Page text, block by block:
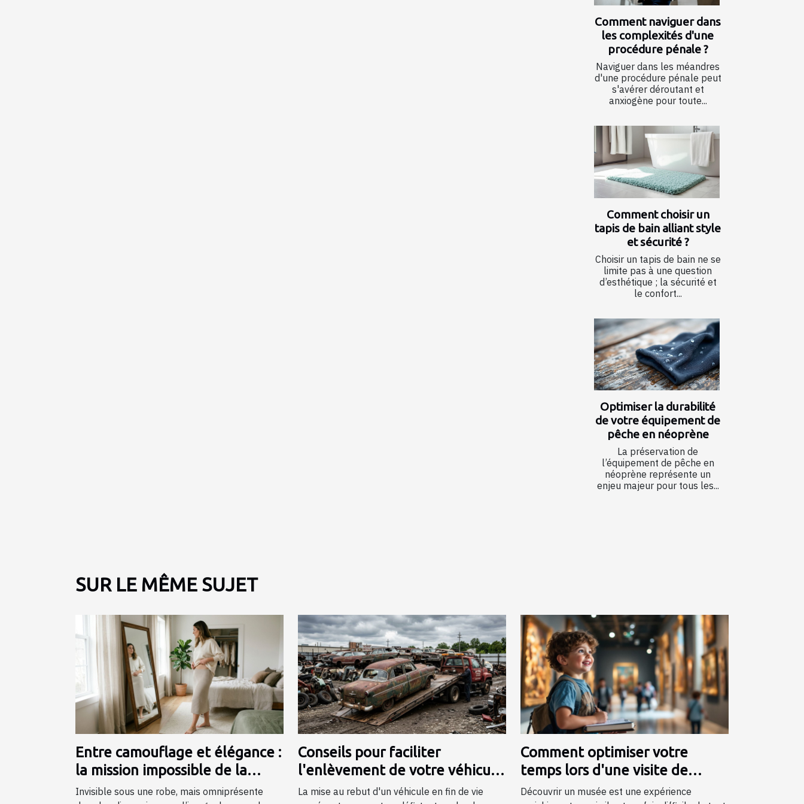
Comment naviguer dans
les complexités d'une
procédure pénale ?
Naviguer dans les méandres
d'une procédure pénale peut
s'avérer déroutant et
anxiogène pour toute...
Comment choisir un
tapis de bain alliant style
et sécurité ?
Choisir un tapis de bain ne se
limite pas à une question
d’esthétique ; la sécurité et
le confort...
Optimiser la durabilité
de votre équipement de
pêche en néoprène
La préservation de
l’équipement de pêche en
néoprène représente un
enjeu majeur pour tous les...
SUR LE MÊME SUJET
Entre camouflage et élégance :
la mission impossible de la
lingerie gainante ?
Invisible sous une robe, mais omniprésente
Conseils pour faciliter
l'enlèvement de votre véhicule
en fin de vie
La mise au rebut d'un véhicule en fin de vie
Comment optimiser votre
temps lors d'une visite de
musée ?
Découvrir un musée est une expérience